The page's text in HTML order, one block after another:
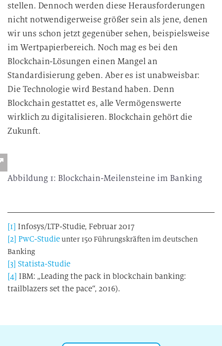
stellen. Dennoch werden diese Herausforderungen
nicht notwendigerweise größer sein als jene, denen
wir uns schon jetzt gegenüber sehen, beispielsweise
im Wertpapierbereich. Noch mag es bei den
Blockchain-Lösungen einen Mangel an
Standardisierung geben. Aber es ist unabweisbar:
Die Technologie wird Bestand haben. Denn
Blockchain gestattet es, alle Vermögenswerte
wirklich zu digitalisieren. Blockchain gehört die
Zukunft.
Abbildung 1: Blockchain-Meilensteine im Banking
[1] Infosys/LTP-Studie, Februar 2017
[2] PwC-Studieunter 150 Führungskräften im deutschen
Banking
[3] Statista-Studie
[4] IBM: „Leading the pack in blockchain banking:
trailblazers set the pace“, 2016).